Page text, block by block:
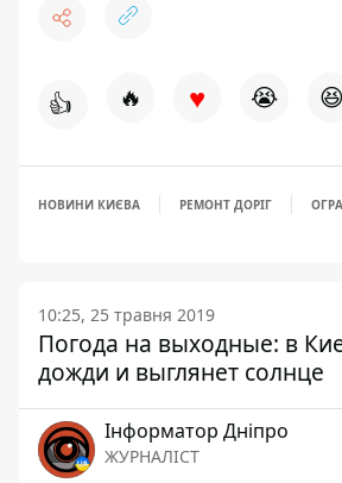
👍 🔥 ♥ 😭 😆
НОВИНИ КИЄВА РЕМОНТ ДОРІГ
10:25, 25 травня 2019
Погода на выходные: в
дожди и выглянет солнце
Інформатор Дніпро
ЖУРНАЛІСТ